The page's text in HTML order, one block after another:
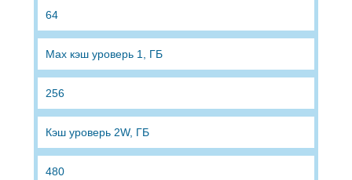
64
Max кэш уроверь 1, ГБ
256
Кэш уроверь 2W, ГБ
480